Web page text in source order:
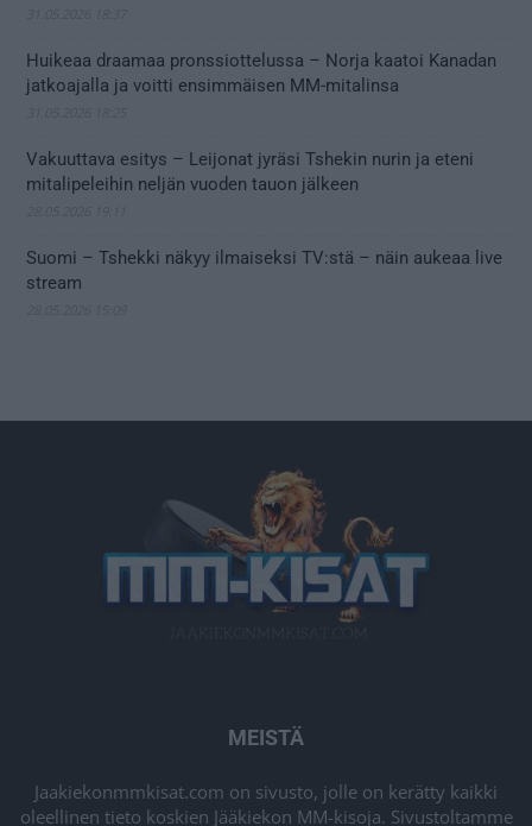
Huikeaa draamaa pronssiottelussa – Norja kaatoi Kanadan
jatkoajalla ja voitti ensimmäisen MM-mitalinsa
Vakuuttava esitys – Leijonat jyräsi Tshekin nurin ja eteni
mitalipeleihin neljän vuoden tauon jälkeen
Suomi – Tshekki näkyy ilmaiseksi TV:stä – näin aukeaa live
stream
MEISTÄ
Jaakiekonmmkisat.com on sivusto, jolle on kerätty kaikki
oleellinen tieto koskien Jääkiekon MM-kisoja. Sivustoltamme